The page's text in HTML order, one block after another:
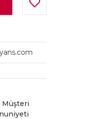
Müşteri